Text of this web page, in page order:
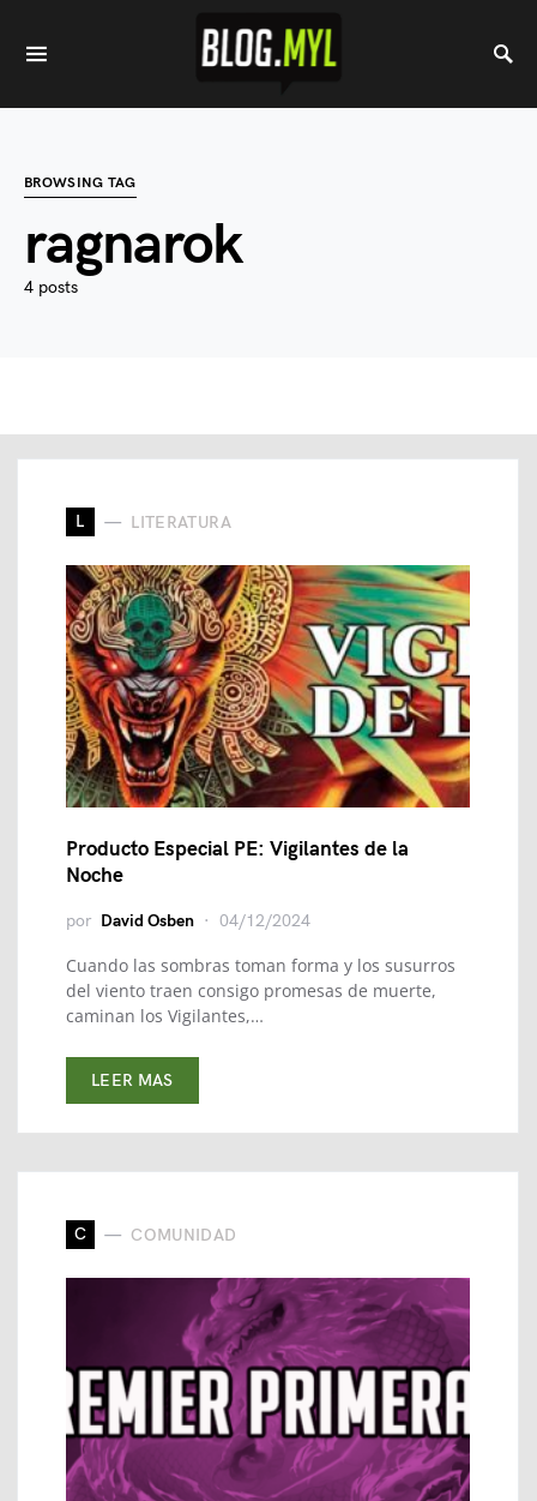
BROWSING TAG
ragnarok
4 posts
L LITERATURA
Producto Especial PE: Vigilantes de la
Noche
por David Osben 04/12/2024
Cuando las sombras toman forma y los susurros
del viento traen consigo promesas de muerte,
caminan los Vigilantes,…
LEER MAS
C COMUNIDAD